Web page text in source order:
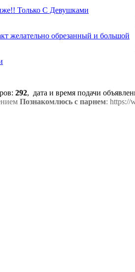
Только С Девушками
желательно обрезанный и большой
: 292, дата и время подачи
Познакомлюсь с парнем: https://